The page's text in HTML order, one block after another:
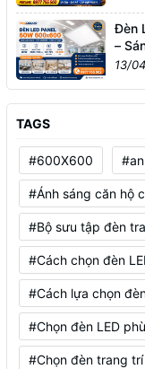
Đèn
–
13/
TAGS
#600X600
#Ánh sáng căn hộ
#Bộ sưu tập đèn
#Cách chọn đèn
#Cách lựa chọn
#Chọn đèn LED
#Chọn đèn trang